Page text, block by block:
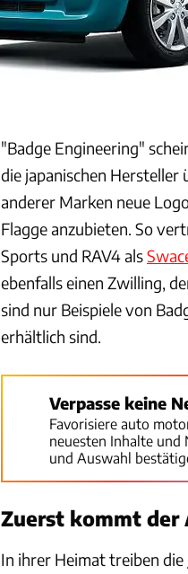
"Badge Engineering"
die japanischen Hersteller
anderer Marken neue
Flagge anzubieten. So
Sports und RAV4 als
ebenfalls einen Zwilling,
sind nur Beispiele von
erhältlich sind.
Verpasse keine
Favorisiere auto
neuesten Inhalte und
und Auswahl
Zuerst kommt der
In ihrer Heimat treiben die